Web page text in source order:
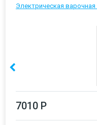
Электрическая варочная
7010 Р